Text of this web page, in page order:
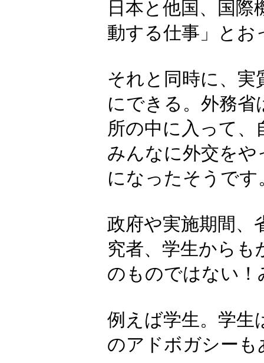
日本と他国、国
動する仕事」とお
それと同時に、
にできる。外務
所の中に入って
みんなに外交を
になったそうです
政府や実施期間、
究者、学生からも
のものではない
例えば学生。学生
のアドボガシーも